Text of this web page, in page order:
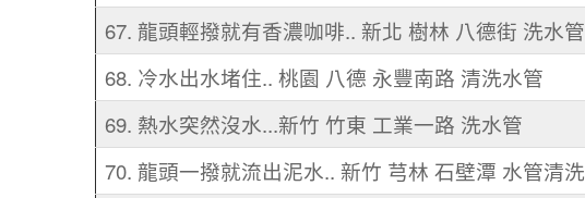
67. 龍頭輕撥就有香濃咖啡.. 新北 樹林 八德街 洗水管
68. 冷水出水堵住.. 桃園 八德 永豐南路 清洗水管
69. 熱水突然沒水...新竹 竹東 工業一路 洗水管
70. 龍頭一撥就流出泥水.. 新竹 芎林 石壁潭 水管清洗